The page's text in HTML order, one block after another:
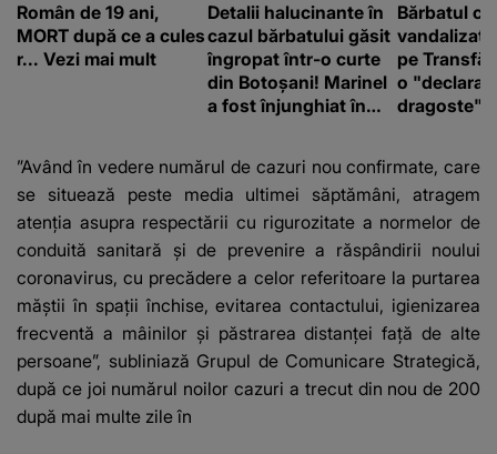
Român de 19 ani,
MORT după ce a cules
r... Vezi mai mult
Detalii halucinante în
cazul bărbatului găsit
îngropat într-o curte
din Botoșani! Marinel
a fost înjunghiat în
suspecți
Bărbatul
vandalizat
pe
o
dragoste"
”Având în vedere numărul de cazuri nou confirmate, care
se situează peste media ultimei săptămâni, atragem
atenţia asupra respectării cu rigurozitate a normelor de
conduită sanitară şi de prevenire a răspândirii noului
coronavirus, cu precădere a celor referitoare la purtarea
măştii în spaţii închise, evitarea contactului, igienizarea
frecventă a mâinilor şi păstrarea distanţei faţă de alte
persoane”, subliniază Grupul de Comunicare Strategică,
după ce joi numărul noilor cazuri a trecut din nou de 200
după mai multe zile în